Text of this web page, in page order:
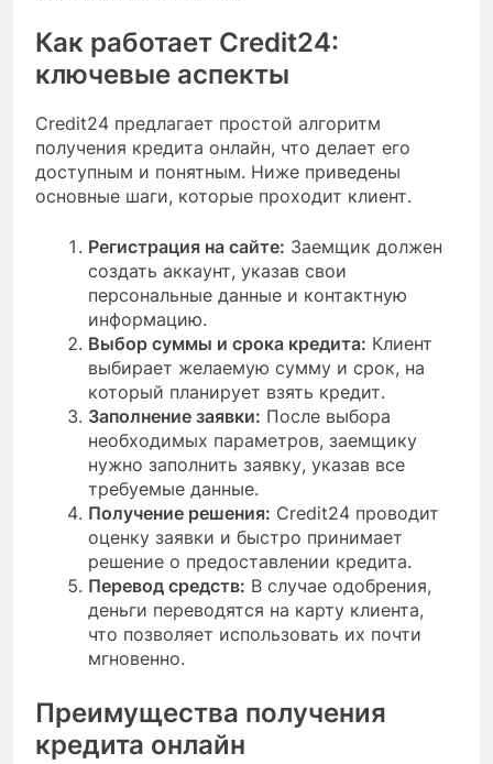
Как работает Credit24:
ключевые аспекты
Credit24 предлагает простой алгоритм
получения кредита онлайн, что делает его
доступным и понятным. Ниже приведены
основные шаги, которые проходит клиент.
Регистрация на сайте: Заемщик должен
создать аккаунт, указав свои
персональные данные и контактную
информацию.
Выбор суммы и срока кредита: Клиент
выбирает желаемую сумму и срок, на
который планирует взять кредит.
Заполнение заявки: После выбора
необходимых параметров, заемщику
нужно заполнить заявку, указав все
требуемые данные.
Получение решения: Credit24 проводит
оценку заявки и быстро принимает
решение о предоставлении кредита.
Перевод средств: В случае одобрения,
деньги переводятся на карту клиента,
что позволяет использовать их почти
мгновенно.
Преимущества получения
кредита онлайн